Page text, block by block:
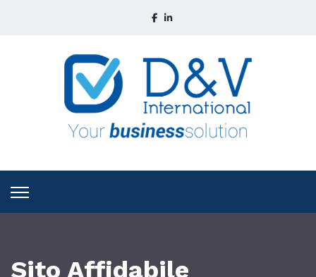
Sito Affidabile